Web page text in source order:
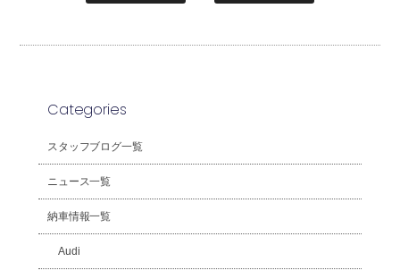
Categories
スタッフブログ一覧
ニュース一覧
納車情報一覧
Audi